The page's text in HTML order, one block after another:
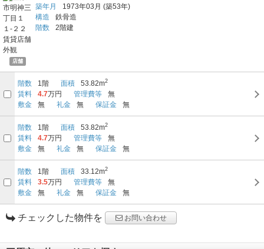
店舗
築年月 1973年03月 (築53年)
構造
鉄骨造
階数
2階建
階数 1階 面積 53.82m2
賃料 4.7万円 管理費等
無
敷金
無 礼金 無 保証金 無
階数 1階 面積 53.82m2
賃料 4.7万円 管理費等
無
敷金
無 礼金 無 保証金 無
階数 1階 面積 33.12m2
賃料 3.5万円 管理費等
無
敷金
無 礼金 無 保証金 無
チェックした物件を お問い合わせ